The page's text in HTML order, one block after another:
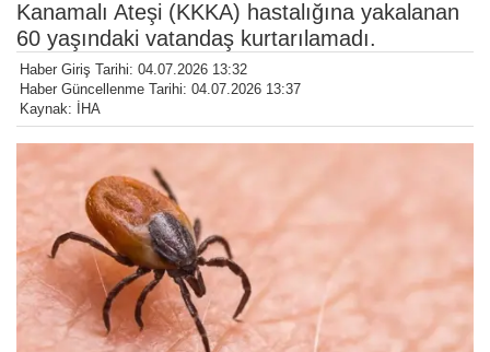
Kanamalı Ateşi (KKKA) hastalığına yakalanan
60 yaşındaki vatandaş kurtarılamadı.
Haber Giriş Tarihi: 04.07.2026 13:32
Haber Güncellenme Tarihi: 04.07.2026 13:37
Kaynak: İHA